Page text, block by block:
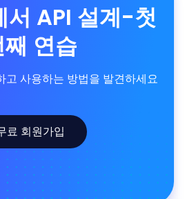
API 설계-첫
째 연습
고 사용하는 방법을 발견하세요
료 회원가입